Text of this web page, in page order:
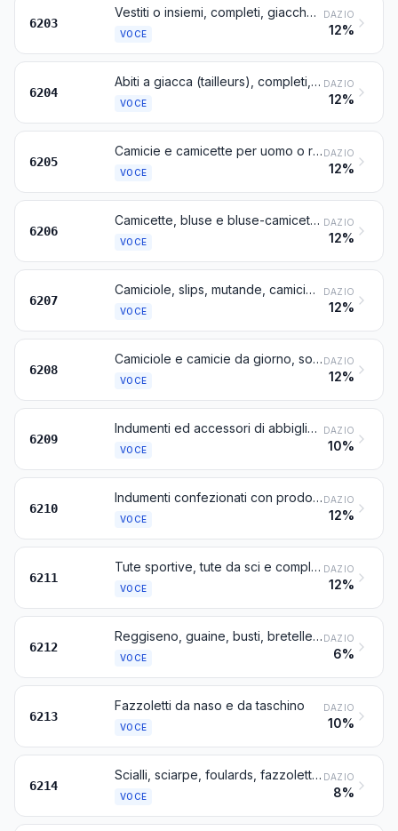
6203
Vestiti o insiemi, completi, giacche, pantaloni, tute con bretelle (salopettes), pantaloni che scendono sino al ginocchio incluso e « shorts » (diversi da quelli da bagno), per uomo o ragazzo
VOCE
DAZIO
12%
6204
Abiti a giacca (tailleurs), completi, giacche, abiti interi, gonne, gonne-pantaloni, pantaloni, tute con bretelle (salopettes), pantaloni che scendono sino al ginocchio incluso e « shorts » (diversi da quelli da bagno), per donna o ragazza
VOCE
DAZIO
12%
6205
Camicie e camicette per uomo o ragazzo
VOCE
DAZIO
12%
6206
Camicette, bluse e bluse-camicette, per donna o ragazza
VOCE
DAZIO
12%
6207
Camiciole, slips, mutande, camicie da notte, pigiami, accappatoi da bagno, vesti da camera e manufatti simili, per uomo o ragazzo
VOCE
DAZIO
12%
6208
Camiciole e camicie da giorno, sottovesti o sottabiti, sottogonne, slips e mutandine, camicie da notte, pigiami, vestaglie, accappatoi da bagno, vesti da camera e manufatti simili, per donna o ragazza
VOCE
DAZIO
12%
6209
Indumenti ed accessori di abbigliamento per bambini piccoli (bébés)
VOCE
DAZIO
10%
6210
Indumenti confezionati con prodotti delle voci 5602, 5603, 5903, 5906 e 5907
VOCE
DAZIO
12%
6211
Tute sportive, tute da sci e completi da sci, costumi, mutandine e slips da bagno; altri indumenti
VOCE
DAZIO
12%
6212
Reggiseno, guaine, busti, bretelle, giarrettiere, reggicalze e manufatti simili e loro parti, anche a maglia
VOCE
DAZIO
6%
6213
Fazzoletti da naso e da taschino
VOCE
DAZIO
10%
6214
Scialli, sciarpe, foulards, fazzoletti da collo, sciarpette, mantiglie, veli e velette e manufatti simili
VOCE
DAZIO
8%